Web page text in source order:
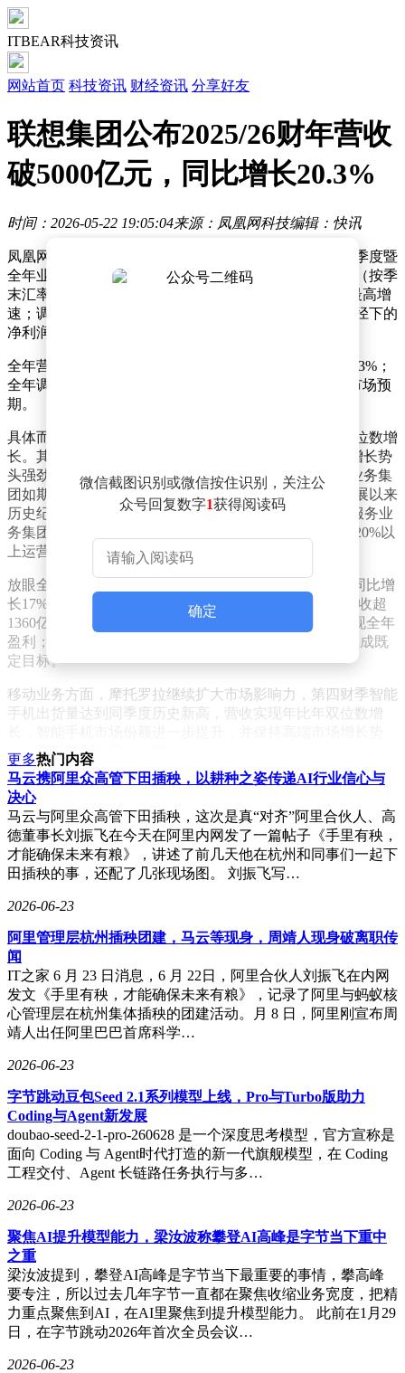
ITBEAR科技资讯
网站首页 科技资讯 财经资讯 分享好友
联想集团公布2025/26财年营收
破5000亿元，同比增长20.3%
时间：2026-05-22 19:05:04来源：凤凰网科技编辑：快讯
凤凰网科技讯 5月22日，联想集团公布2025/26财年第四季度暨
全年业绩。财报显示，第四财季营收达1494亿元人民币（按季
末汇率换算，下同），同比增长27.1%，创近20个季度最高增
速；调整后净利润同比翻番，按照香港财务报告准则口径下的
净利润为去年同期近六倍。
全年营收首次突破5000亿元，达5899亿元，同比增长20.3%；
全年调整后净利润同比增长42.1%，营收与净利润均超市场预
期。
具体而言，第四财季，联想三大业务集团均实现营收双位数增
长。其中，IDG智能设备业务集团营收同比增长24%，增长势
头强劲并进一步扩大市场领先优势；ISG基础设施方案业务集
团如期实现扭亏，运营利润与利润率也同样刷新业务开展以来
历史纪录，营收同比增长37%创下历史新高；SSG方案服务业
务集团连续第二十个季度实现双位数增长，并持续保持20%以
上运营利润率。
放眼全年，联想三大业务集团同步扩张。IDG全年营收同比增
长17%，PC市场份额达到24.2%的历史新高。ISG全年营收超
1360亿元人民币，达历史新高，同比增长32%，成功实现全年
盈利；SSG全年营收突破710亿元人民币，并继续超额完成既
定目标。
移动业务方面，摩托罗拉继续扩大市场影响力，第四财季智能
手机出货量达到同季度历史新高，营收实现年比年双位数增
头，高端机型出货占比高达19%。
联想集团董事长兼CEO杨元庆表示，联想以出色的第四财季
表现收官历史上最好的一年，公司兑现承诺，把基础设施方案
业务带回可持续、盈利性增长轨道，并把握AI基础设施需求
实现高速增长。他表示，联想通过坚定执行混合式人工智能战
略，已站上新一轮AI推理与普及普惠的潮头，在全方位业务
强劲势头带动下，对未来两年内跃升为千亿美元规模企业的目
标充满信心，并将持续为股东创造回报。
微信截图识别或微信按住识别，关注公
众号回复数字1获得阅读码
确定
更多热门内容
马云携阿里众高管下田插秧，以耕种之姿传递AI行业信心与
决心
马云与阿里众高管下田插秧，这次是真“对齐”阿里合伙人、高
德董事长刘振飞在今天在阿里内网发了一篇帖子《手里有秧，
才能确保未来有粮》，讲述了前几天他在杭州和同事们一起下
田插秧的事，还配了几张现场图。 刘振飞写…
2026-06-23
阿里管理层杭州插秧团建，马云等现身，周靖人现身破离职传
闻
IT之家 6 月 23 日消息，6 月 22日，阿里合伙人刘振飞在内网
发文《手里有秧，才能确保未来有粮》，记录了阿里与蚂蚁核
心管理层在杭州集体插秧的团建活动。月 8 日，阿里刚宣布周
靖人出任阿里巴巴首席科学…
2026-06-23
字节跳动豆包Seed 2.1系列模型上线，Pro与Turbo版助力
Coding与Agent新发展
doubao-seed-2-1-pro-260628 是一个深度思考模型，官方宣称是
面向 Coding 与 Agent时代打造的新一代旗舰模型，在 Coding
工程交付、Agent 长链路任务执行与多…
2026-06-23
聚焦AI提升模型能力，梁汝波称攀登AI高峰是字节当下重中
之重
梁汝波提到，攀登AI高峰是字节当下最重要的事情，攀高峰
要专注，所以过去几年字节一直都在聚焦收缩业务宽度，把精
力重点聚焦到AI，在AI里聚焦到提升模型能力。 此前在1月29
日，在字节跳动2026年首次全员会议…
2026-06-23